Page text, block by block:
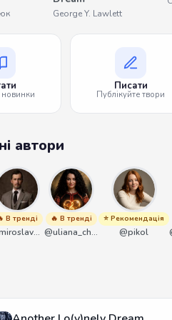
George Y. Lawlett
Писати
Публікуйте твори
автори
В тренді
@miroslavmaniyk
🔥 В тренді
@uliana_chernenko
⭐ Рекомендація
@pikol